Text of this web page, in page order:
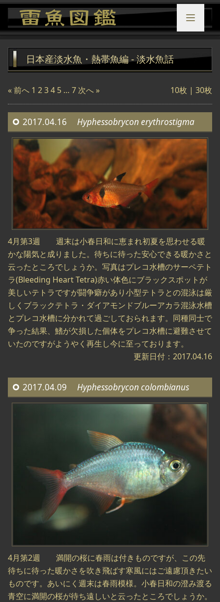
日本産淡水魚・熱帯魚編 - 淡水魚話
« 前へ 1 234 5 … 7 次へ » 10枚 | 30枚
2017.04.16 Hyphessobrycon erythrostigma
4月第3週 週末は小春日和に恵まれ初夏を思わせる暖
かな陽気と成りました。待ちに待った安心できる暖かさと
云ったところでしょうか。写真はプレコ水槽のサーペテト
ラ(Bleeding Heart Tetra)赤い体色にブラックスポットが
美しいテトラですが闘争癖があり小型テトラとの混泳は厳
しくブラックテトラ・ダイアモンドブルーアカラ混泳水槽
とプレコ水槽に分かれて過ごしておられます。同種同士で
争った結果、鰭が欠損した個体をプレコ水槽に避難させて
いたのですがようやく再生し今に至っております。
更新日付：2017.04.16
2017.04.09 Hyphessobrycon colombianus
4月第2週 満開の桜に春雨は付きものですが、この先
待ちに待った暖かさを吹き飛ばす寒風にはご遠慮頂きたい
ものです。あいにく週末は春雨模様。小春日和の澄み渡る
青空に満開の桜が待ち遠しいと云ったところでしょうか。